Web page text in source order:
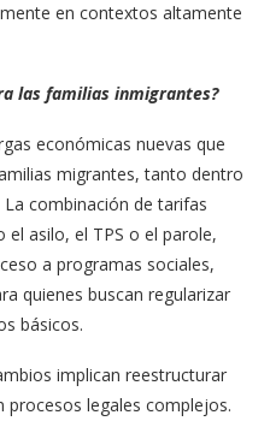
en contextos altamente
las familias inmigrantes?
económicas nuevas que
migrantes, tanto dentro
combinación de tarifas
asilo, el TPS o el parole,
a programas sociales,
quienes buscan regularizar
básicos.
implican reestructurar
procesos legales complejos.